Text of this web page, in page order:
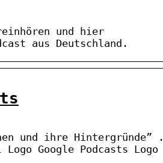
und hier
aus Deutschland.
und ihre Hintergründe” .
Google Podcasts Logo